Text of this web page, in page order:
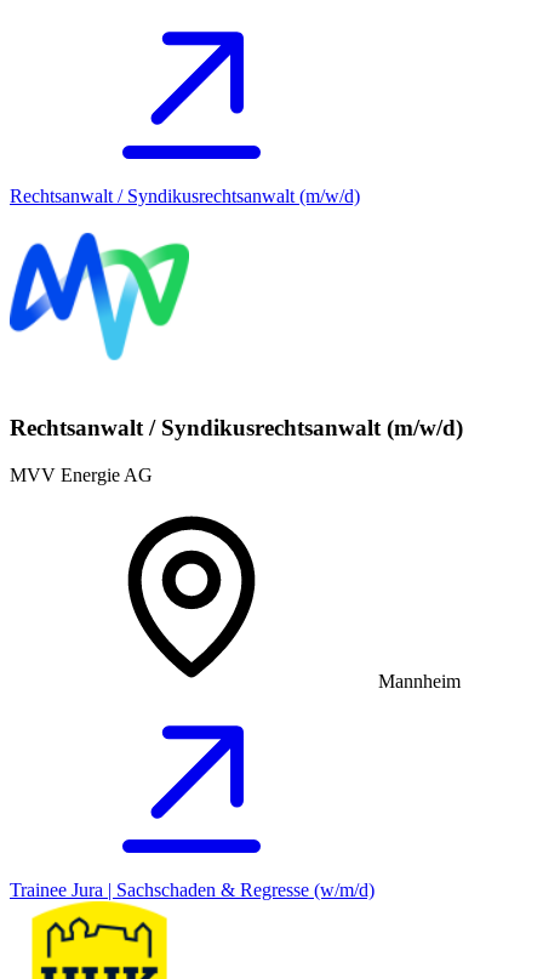
Rechtsanwalt / Syndikusrechtsanwalt (m/w/d)
Rechtsanwalt / Syndikusrechtsanwalt (m/w/d)
MVV Energie AG
Mannheim
Trainee Jura | Sachschaden & Regresse (w/m/d)